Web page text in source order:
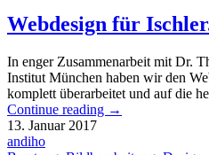
Webdesign für
In enger Zusammenarbeit mit Dr.
Institut München haben wir den
komplett überarbeitet und auf die
Continue reading →
13. Januar 2017
andiho